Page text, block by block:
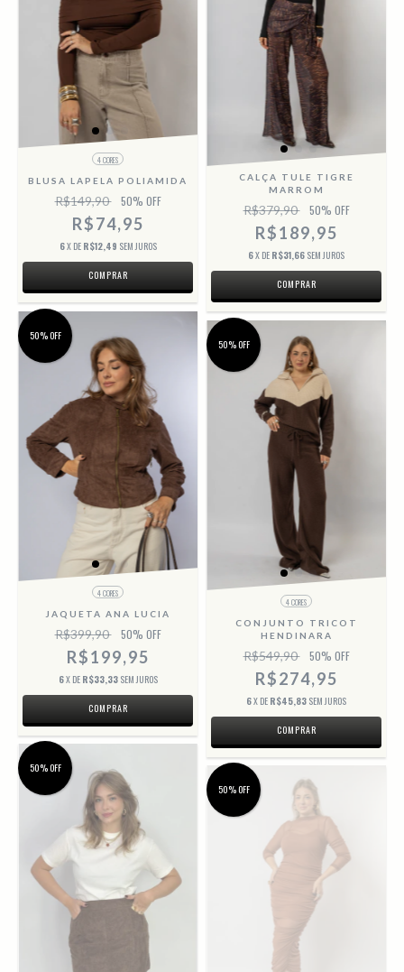
4 CORES
BLUSA LAPELA POLIAMIDA
R$149,90 50% OFF
R$74,95
6X DE R$12,49 SEM JUROS
COMPRAR
CALÇA TULE TIGRE
MARROM
R$379,90 50% OFF
R$189,95
6X DE R$31,66 SEM JUROS
COMPRAR
50% OFF
4 CORES
JAQUETA ANA LUCIA
R$399,90 50% OFF
R$199,95
6X DE R$33,33 SEM JUROS
COMPRAR
50% OFF
4 CORES
CONJUNTO TRICOT
HENDINARA
R$549,90 50% OFF
R$274,95
6X DE R$45,83 SEM JUROS
COMPRAR
50% OFF
50% OFF